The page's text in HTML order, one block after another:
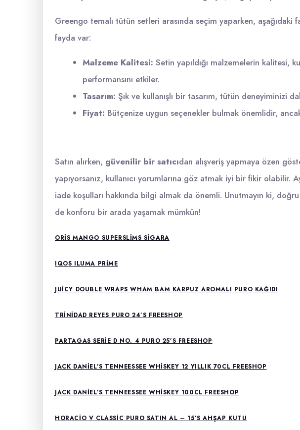
Greengo temalı tütün setleri arasında seçim yaparken,
fayda var:
Malzeme Kalitesi: Setin yapıldığı malzemelerin kalitesi,
performansını etkiler.
Tasarım: Şık ve kullanışlı bir tasarım, tütün deneyiminizi
Fiyat: Bütçenize uygun seçenekler bulmak önemlidir,
Satın alırken, güvenilir bir satıcıdan alışveriş yapmaya özen
yapıyorsanız, kullanıcı yorumlarına göz atmak iyi bir fikir olabilir.
iade koşulları hakkında bilgi almak da önemli. Unutmayın ki,
de konforu bir arada yaşamak mümkün!
ORIS MANGO SUPERSLIMS SIGARA
IQOS ILUMA PRIME
JUICY DOUBLE WRAPS WHAM BAM KARPUZ AROMALI PURO KAĞIDI
TRINIDAD REYES PURO 24’S FREESHOP
PARTAGAS SERIE D NO. 4 PURO 25’S FREESHOP
JACK DANIEL’S TENNEESSEE WHISKEY 12 YILLIK 70CL FREESHOP
JACK DANIEL’S TENNEESSEE WHISKEY 100CL FREESHOP
HORACIO V CLASSIC PURO SATIN AL – 15’S AHŞAP KUTU